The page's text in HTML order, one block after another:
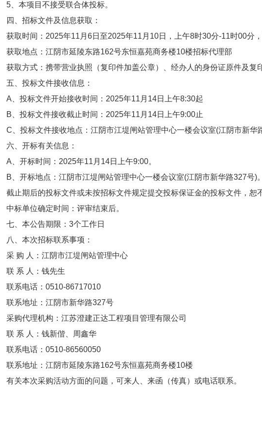
5、本项目不接受联合体投标。
四、招标文件及信息获取：
获取时间：2025年11月6日至2025年11月10日，上午8时30分-11时00分
获取地点：江阴市延陵东路162号东恒嘉苑商务楼10楼招标代理部
获取方式：携带营业执照（复印件加盖公章）、经办人的身份证原件及复
五、投标文件接收信息：
A、投标文件开始接收时间：2025年11月14日上午8:30起
B、投标文件接收截止时间：2025年11月14日上午9:00止
C、投标文件接收地点：江阴市江堤闸站管理中心一楼会议室(江阴市新华
六、开标有关信息：
A、开标时间：2025年11月14日上午9:00。
B、开标地点：江阴市江堤闸站管理中心一楼会议室(江阴市新华路327号)。
截止期后的投标文件或未按招标文件规定提交投标保证金的投标文件，恕
中标单位确定时间：评审结束后。
七、本公告期限 ：3个工作日
八、本次招标联系事项：
采 购 人：江阴市江堤闸站管理中心
联 系 人：钱先生
联系电话：0510-86717010
联系地址：江阴市新华路327号
采购代理机构：江苏澄建正达工程项目管理有限公司
联 系 人：钱新偕、周鑫华
联系电话：0510-86560050
联系地址：江阴市延陵东路162号东恒嘉苑商务楼10楼
有关本次采购活动方面的问题，可来人、来函（传真）或电话联系。